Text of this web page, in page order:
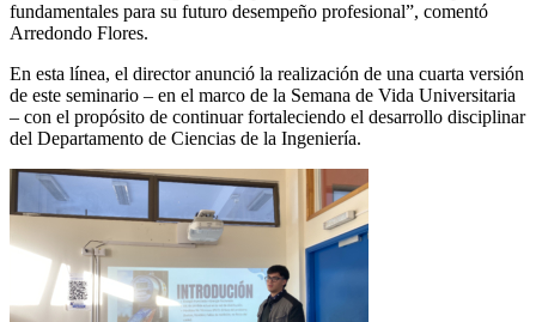
fundamentales para su futuro desempeño profesional”, comentó
Arredondo Flores.
En esta línea, el director anunció la realización de una cuarta versión
de este seminario – en el marco de la Semana de Vida Universitaria
– con el propósito de continuar fortaleciendo el desarrollo disciplinar
del Departamento de Ciencias de la Ingeniería.